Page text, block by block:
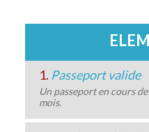
1. Passeport valide
Un passeport en cours
mois.